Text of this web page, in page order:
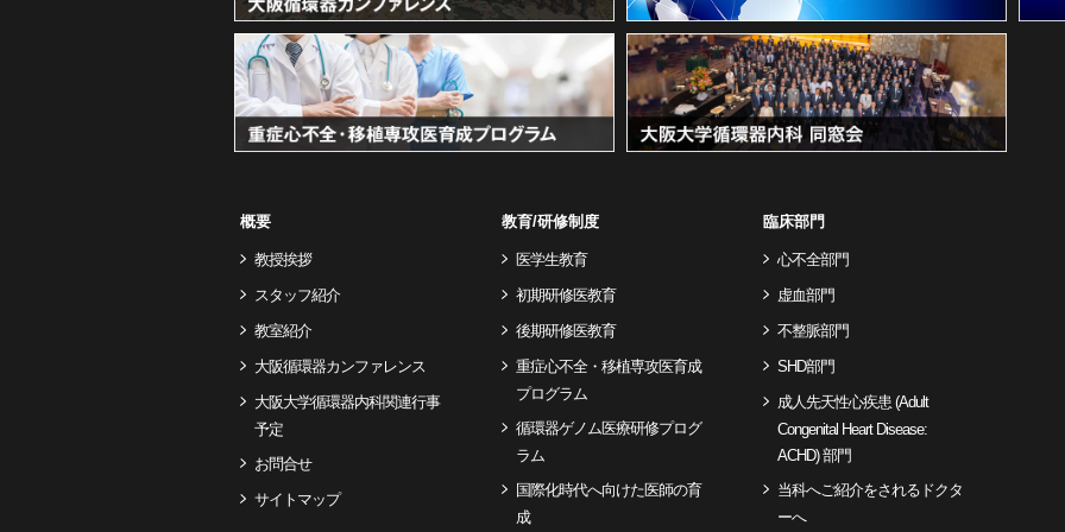
概要
教授挨拶
スタッフ紹介
教室紹介
大阪循環器カンファレンス
大阪大学循環器内科関連行事
予定
お問合せ
サイトマップ
教育/研修制度
医学生教育
初期研修医教育
後期研修医教育
重症心不全・移植専攻医育成
プログラム
循環器ゲノム医療研修プログ
ラム
国際化時代へ向けた医師の育
成
臨床部門
心不全部門
虚血部門
不整脈部門
SHD部門
成人先天性心疾患 (Adult
Congenital Heart Disease:
ACHD) 部門
当科へご紹介をされるドクタ
ーへ